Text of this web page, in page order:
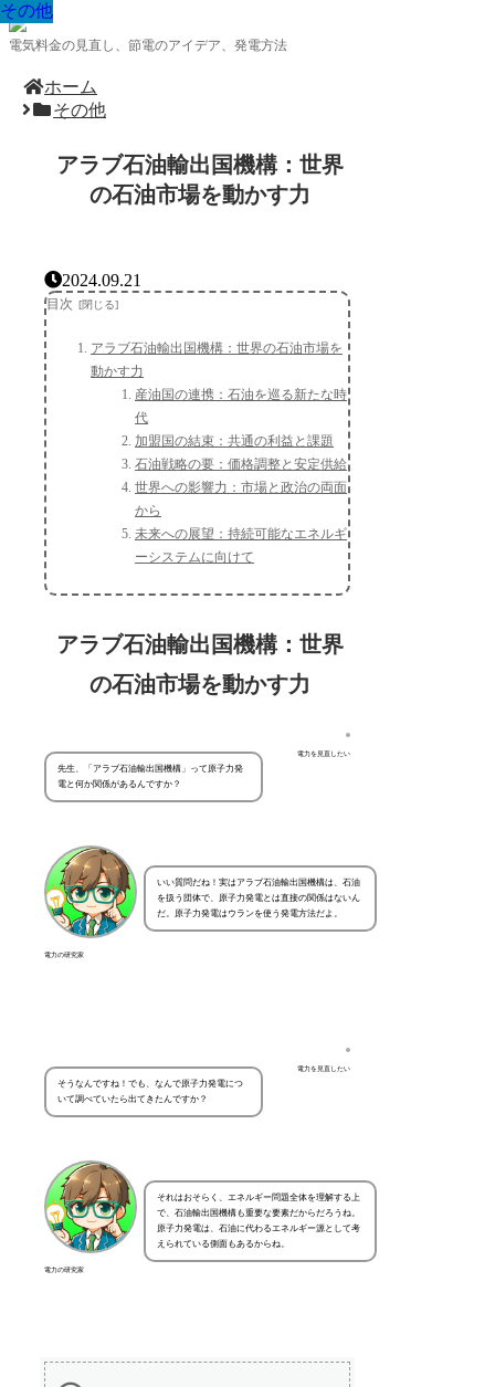
電気料金の見直し、節電のアイデア、発電方法
ホーム
その他
アラブ石油輸出国機構：世界
の石油市場を動かす力
その他
2024.09.21
目次
アラブ石油輸出国機構：世界の石油市場を
動かす力
産油国の連携：石油を巡る新たな時
代
加盟国の結束：共通の利益と課題
石油戦略の要：価格調整と安定供給
世界への影響力：市場と政治の両面
から
未来への展望：持続可能なエネルギ
ーシステムに向けて
アラブ石油輸出国機構：世界
の石油市場を動かす力
電力を見直したい
先生、「アラブ石油輸出国機構」って原子力発
電と何か関係があるんですか？
電力の研究家
いい質問だね！実はアラブ石油輸出国機構は、石油
を扱う団体で、原子力発電とは直接の関係はないん
だ。原子力発電はウランを使う発電方法だよ。
電力を見直したい
そうなんですね！でも、なんで原子力発電につ
いて調べていたら出てきたんですか？
電力の研究家
それはおそらく、エネルギー問題全体を理解する上
で、石油輸出国機構も重要な要素だからだろうね。
原子力発電は、石油に代わるエネルギー源として考
えられている側面もあるからね。
その他
その他
その他
その他
その他
その他
その他
その他